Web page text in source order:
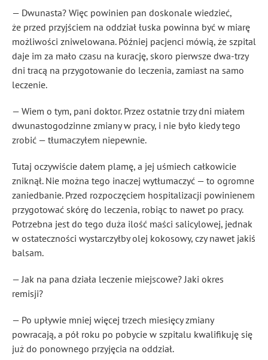
— Dwunasta? Więc powinien pan doskonale wiedzieć,
że przed przyjściem na oddział łuska powinna być w miarę
możliwości zniwelowana. Później pacjenci mówią, że szpital
daje im za mało czasu na kurację, skoro pierwsze dwa-trzy
dni tracą na przygotowanie do leczenia, zamiast na samo
leczenie.
— Wiem o tym, pani doktor. Przez ostatnie trzy dni miałem
dwunastogodzinne zmiany w pracy, i nie było kiedy tego
zrobić — tłumaczyłem niepewnie.
Tutaj oczywiście dałem plamę, a jej uśmiech całkowicie
zniknął. Nie można tego inaczej wytłumaczyć — to ogromne
zaniedbanie. Przed rozpoczęciem hospitalizacji powinienem
przygotować skórę do leczenia, robiąc to nawet po pracy.
Potrzebna jest do tego duża ilość maści salicylowej, jednak
w ostateczności wystarczyłby olej kokosowy, czy nawet jakiś
balsam.
— Jak na pana działa leczenie miejscowe? Jaki okres
remisji?
— Po upływie mniej więcej trzech miesięcy zmiany
powracają, a pół roku po pobycie w szpitalu kwalifikuję się
już do ponownego przyjęcia na oddział.